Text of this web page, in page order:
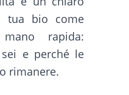
tua bio come
rapida:
e perché le
rimanere.